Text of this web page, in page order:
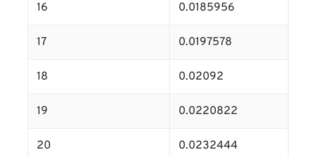
16 0.0185956
17 0.0197578
18 0.02092
19 0.0220822
20 0.0232444